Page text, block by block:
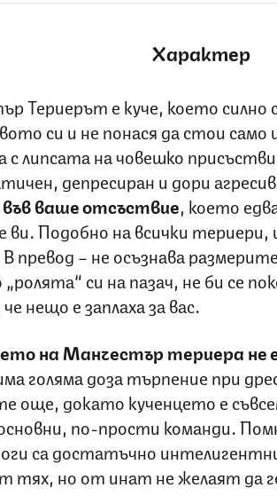
Характер
Териерът е куче, което силно
си и не понася да стои само
с липсата на човешко
депресиран и дори
във ваше отсъствие, което
ви. Подобно на всички
В превод – не осъзнава
си на пазач, не би се
нещо е заплаха за вас.
на Манчестър териера не е
голяма доза търпение при
още, докато кученцето е
по-прости команди.
са достатъчно
тях, но от инат не желаят да